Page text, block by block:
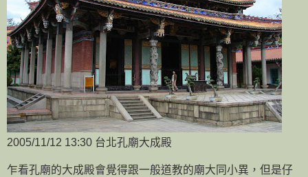
2005/11/12 13:30 台北孔廟大成殿
乍看孔廟的大成殿會覺得跟一般道教的廟大同小異，但是仔